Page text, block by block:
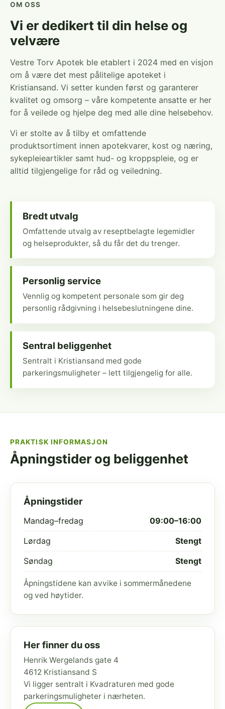
OM OSS
Vi er dedikert til din helse og
velvære
Vestre Torv Apotek ble etablert i 2024 med en visjon
om å være det mest pålitelige apoteket i
Kristiansand. Vi setter kunden først og garanterer
kvalitet og omsorg – våre kompetente ansatte er her
for å veilede og hjelpe deg med alle dine helsebehov.
Vi er stolte av å tilby et omfattende
produktsortiment innen apotekvarer, kost og næring,
sykepleieartikler samt hud- og kroppspleie, og er
alltid tilgjengelige for råd og veiledning.
Bredt utvalg
Omfattende utvalg av reseptbelagte legemidler
og helseprodukter, så du får det du trenger.
Personlig service
Vennlig og kompetent personale som gir deg
personlig rådgivning i helsebeslutningene dine.
Sentral beliggenhet
Sentralt i Kristiansand med gode
parkeringsmuligheter – lett tilgjengelig for alle.
PRAKTISK INFORMASJON
Åpningstider og beliggenhet
Åpningstider
Mandag–fredag 09:00–16:00
Lørdag Stengt
Søndag Stengt
Åpningstidene kan avvike i sommermånedene
og ved høytider.
Her finner du oss
Henrik Wergelands gate 4
4612 Kristiansand S
Vi ligger sentralt i Kvadraturen med gode
parkeringsmuligheter i nærheten.